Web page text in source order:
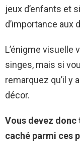
jeux d’enfants et
d’importance aux
L’énigme visuelle
singes, mais si
remarquez qu’il y
décor.
Vous devez donc
caché parmi ces